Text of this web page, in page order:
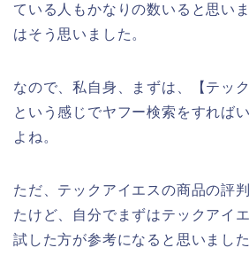
ている人もかなりの数いると思い
はそう思いました。
なので、私自身、まずは、【テッ
という感じでヤフー検索をすれば
よね。
ただ、テックアイエスの商品の評
たけど、自分でまずはテックアイ
試した方が参考になると思いました